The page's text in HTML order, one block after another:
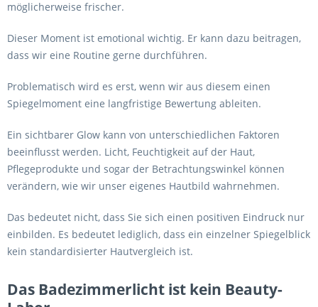
möglicherweise frischer.
Dieser Moment ist emotional wichtig. Er kann dazu beitragen,
dass wir eine Routine gerne durchführen.
Problematisch wird es erst, wenn wir aus diesem einen
Spiegelmoment eine langfristige Bewertung ableiten.
Ein sichtbarer Glow kann von unterschiedlichen Faktoren
beeinflusst werden. Licht, Feuchtigkeit auf der Haut,
Pflegeprodukte und sogar der Betrachtungswinkel können
verändern, wie wir unser eigenes Hautbild wahrnehmen.
Das bedeutet nicht, dass Sie sich einen positiven Eindruck nur
einbilden. Es bedeutet lediglich, dass ein einzelner Spiegelblick
kein standardisierter Hautvergleich ist.
Das Badezimmerlicht ist kein Beauty-